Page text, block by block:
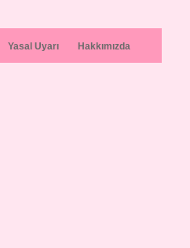
Yasal Uyarı Hakkımızda